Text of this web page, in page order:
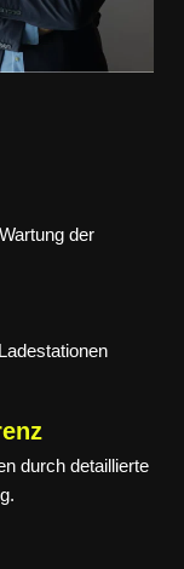
der
durch detaillierte